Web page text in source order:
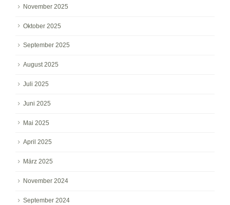
November 2025
Oktober 2025
September 2025
August 2025
Juli 2025
Juni 2025
Mai 2025
April 2025
März 2025
November 2024
September 2024